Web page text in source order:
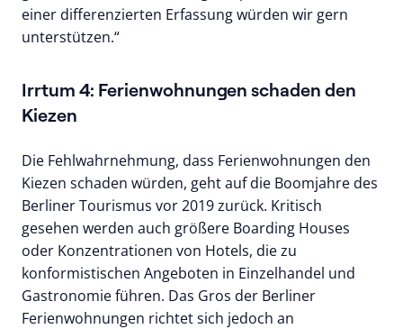
einer differenzierten Erfassung würden wir gern
unterstützen.“
Irrtum 4: Ferienwohnungen schaden den
Kiezen
Die Fehlwahrnehmung, dass Ferienwohnungen den
Kiezen schaden würden, geht auf die Boomjahre des
Berliner Tourismus vor 2019 zurück. Kritisch
gesehen werden auch größere Boarding Houses
oder Konzentrationen von Hotels, die zu
konformistischen Angeboten in Einzelhandel und
Gastronomie führen. Das Gros der Berliner
Ferienwohnungen richtet sich jedoch an